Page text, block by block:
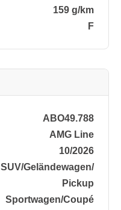
159 g/km
F
ABO49.788
AMG Line
10/2026
SUV/​Geländewagen/​
Pickup
Sportwagen/​Coupé